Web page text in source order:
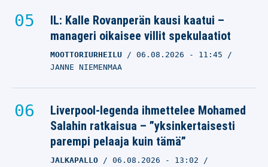
IL: Kalle Rovanperän kausi kaatui –
manageri oikaisee villit spekulaatiot
MOOTTORIURHEILU 06.08.2026 - 11:45
JANNE NIEMENMAA
Liverpool-legenda ihmettelee Mohamed
Salahin ratkaisua – ”yksinkertaisesti
parempi pelaaja kuin tämä”
JALKAPALLO 06.08.2026 - 13:02